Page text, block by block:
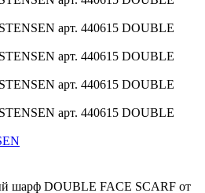
шарф DOUBLE FACE SCARF от